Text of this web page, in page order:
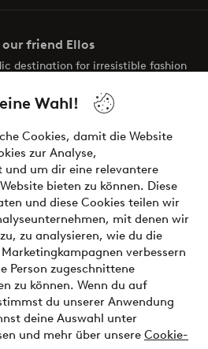
Wahl!
Cookies, damit die Website
zur Analyse,
um dir eine relevantere
bieten zu können. Diese
und diese Cookies teilen wir
mit denen wir
zu analysieren, wie du die
verbessern
Person zugeschnittene
zu können. Wenn du auf
du unserer Anwendung
deine Auswahl unter
und mehr über unsere Cookie-
our friend Ellos
destination for irresistible fashion
to make finding your next look
It’s all here.
Visit Ellos
Jetzt bezahlen oder aufteilen
du mehr über unsere
erfahren?